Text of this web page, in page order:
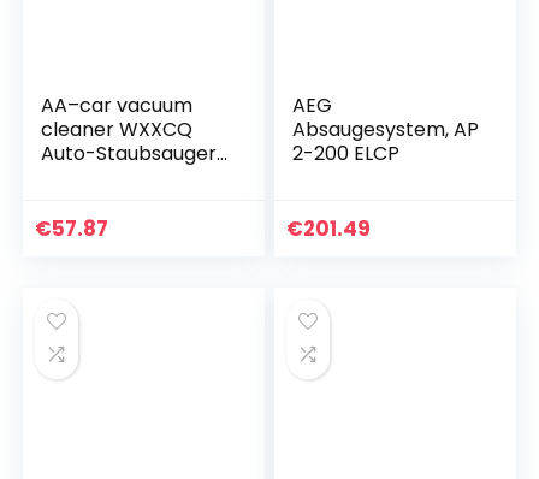
AA–car vacuum
cleaner WXXCQ
Auto-Staubsauger,
DC 12V 3-in-1-
€57.87
AEG
Absaugesystem, AP
2-200 ELCP
€201.49